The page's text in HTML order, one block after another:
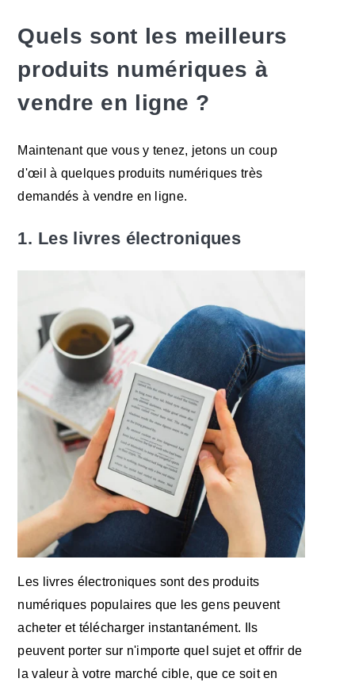
Quels sont les meilleurs
produits numériques à
vendre en ligne ?
Maintenant que vous y tenez, jetons un coup
d'œil à quelques produits numériques très
demandés à vendre en ligne.
1. Les livres électroniques
Les livres électroniques sont des produits
numériques populaires que les gens peuvent
acheter et télécharger instantanément. Ils
peuvent porter sur n'importe quel sujet et offrir de
la valeur à votre marché cible, que ce soit en